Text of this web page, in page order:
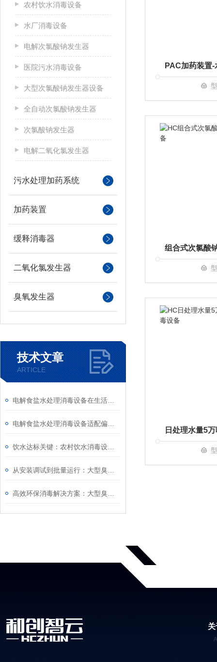
农村饮水消毒设备
水厂消毒设备
电解次氯酸钠发生器
医院污水消毒设备
大型次氯酸钠发生器设备
全自动次氯酸钠发生器
次氯酸钠发生器
电解二氧化氯发生器
污水处理加药系统
加药装置
缓释消毒器
二氧化氯发生器
臭氧发生器
技术文章
ARTICLE